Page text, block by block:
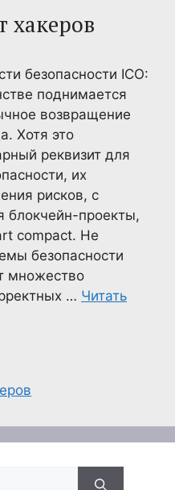
хакеров
безопасности ICO:
поднимается
возвращение
Хотя это
реквизит для
их
рисков, с
блокчейн-проекты,
compact. Не
безопасности
множество
… Читать